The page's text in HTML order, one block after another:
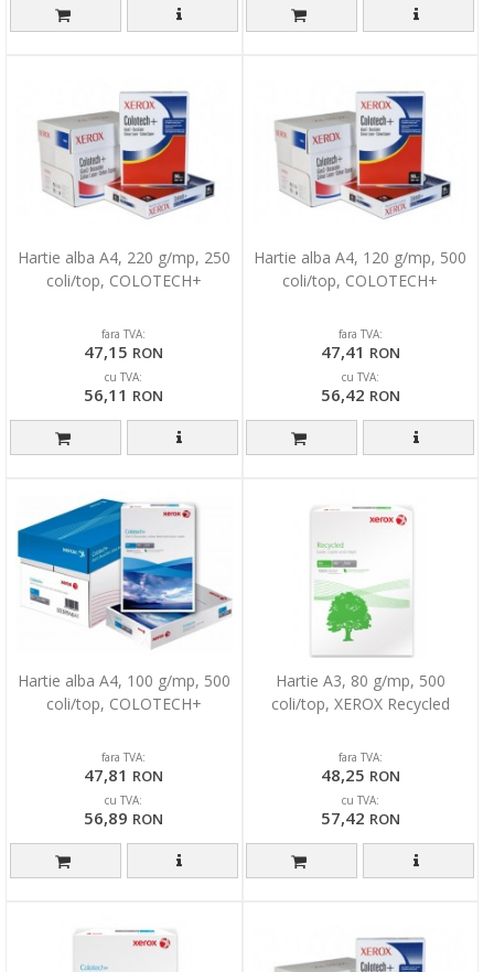
Hartie alba A4, 220 g/mp, 250
coli/top, COLOTECH+
fara TVA:
47,15 RON
cu TVA:
56,11 RON
Hartie alba A4, 120 g/mp, 500
coli/top, COLOTECH+
fara TVA:
47,41 RON
cu TVA:
56,42 RON
Hartie alba A4, 100 g/mp, 500
coli/top, COLOTECH+
fara TVA:
47,81 RON
cu TVA:
56,89 RON
Hartie A3, 80 g/mp, 500
coli/top, XEROX Recycled
fara TVA:
48,25 RON
cu TVA:
57,42 RON